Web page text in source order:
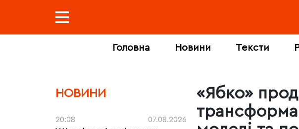
Головна Новини Тексти
НОВИНИ
20:08
07.08.2026
«Ябко»